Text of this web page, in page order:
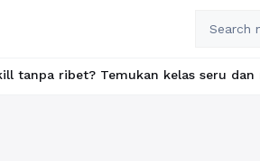
Temukan kelas seru dan materi